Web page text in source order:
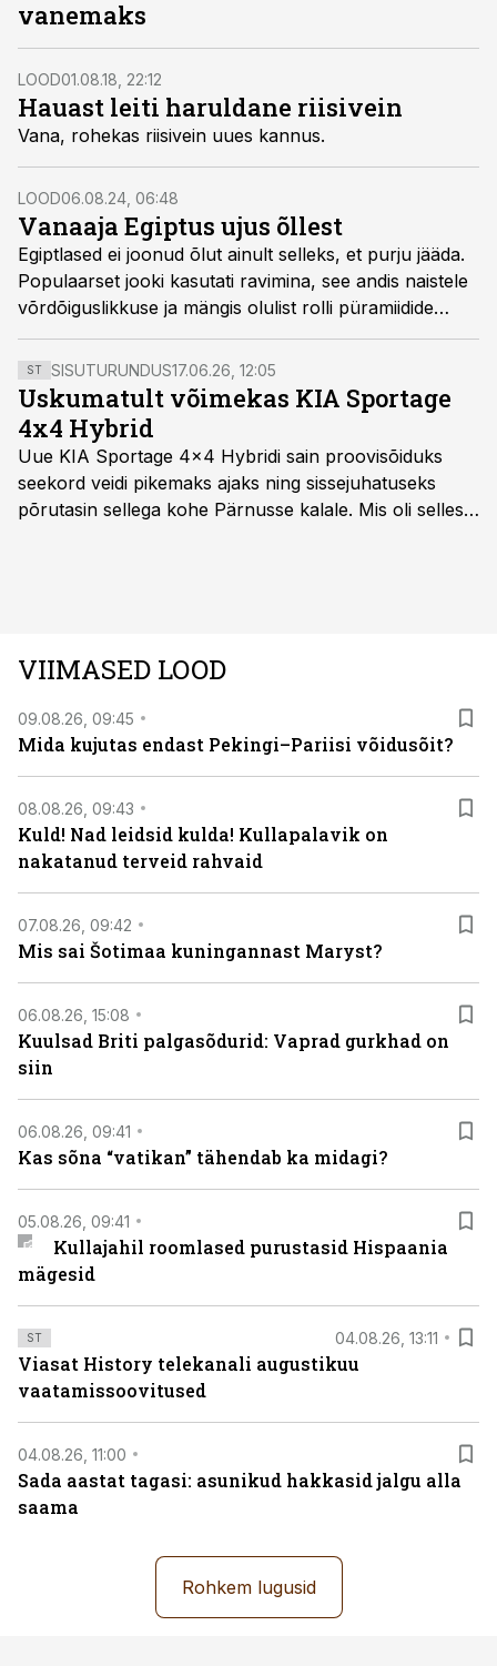
vanemaks
LOOD01.08.18, 22:12
Hauast leiti haruldane riisivein
Vana, rohekas riisivein uues kannus.
LOOD06.08.24, 06:48
Vanaaja Egiptus ujus õllest
Egiptlased ei joonud õlut ainult selleks, et purju jääda.
Populaarset jooki kasutati ravimina, see andis naistele
võrdõiguslikkuse ja mängis olulist rolli püramiidide
ehitamisel.
ST SISUTURUNDUS17.06.26, 12:05
Uskumatult võimekas KIA Sportage
4x4 Hybrid
Uue KIA Sportage 4x4 Hybridi sain proovisõiduks
seekord veidi pikemaks ajaks ning sissejuhatuseks
põrutasin sellega kohe Pärnusse kalale. Mis oli selles
VIIMASED LOOD
09.08.26, 09:45
Mida kujutas endast Pekingi–Pariisi võidusõit?
08.08.26, 09:43
Kuld! Nad leidsid kulda! Kullapalavik on
nakatanud terveid rahvaid
07.08.26, 09:42
Mis sai Šotimaa kuningannast Maryst?
06.08.26, 15:08
Kuulsad Briti palgasõdurid: Vaprad gurkhad on
siin
06.08.26, 09:41
Kas sõna “vatikan” tähendab ka midagi?
05.08.26, 09:41
Kullajahil roomlased purustasid Hispaania
mägesid
ST 04.08.26, 13:11
Viasat History telekanali augustikuu
vaatamissoovitused
04.08.26, 11:00
Sada aastat tagasi: asunikud hakkasid jalgu alla
saama
Rohkem lugusid